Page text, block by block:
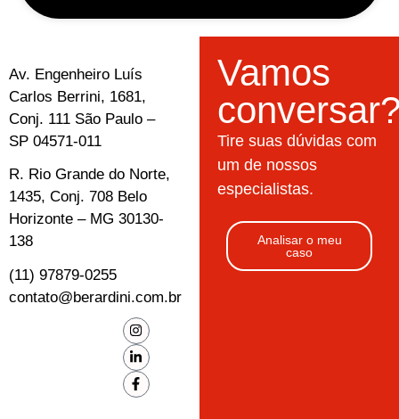
Av. Engenheiro Luís
Carlos Berrini, 1681,
Conj. 111 São Paulo –
SP 04571-011
R. Rio Grande do Norte,
1435, Conj. 708 Belo
Horizonte – MG 30130-
138
(11) 97879-0255
contato@berardini.com.br
Vamos
Tire suas dúvidas com
um de nossos
especialistas.
Analisar o meu
caso